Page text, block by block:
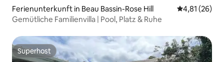
Ferienunterkunft in Beau Bassin-Rose Hill
4,81 (26)
Gemütliche Familienvilla | Pool, Platz & Ruhe
Superhost
Superhost